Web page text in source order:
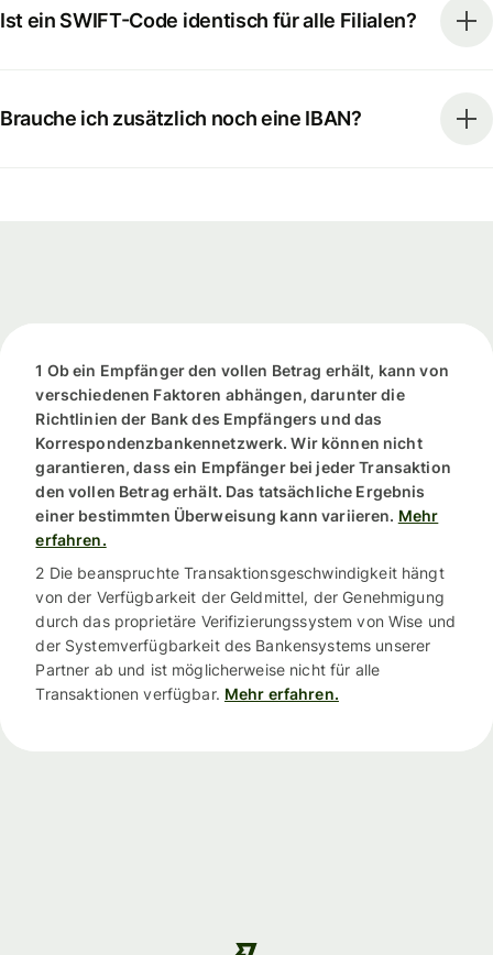
Ist ein SWIFT-Code identisch für alle Filialen?
Brauche ich zusätzlich noch eine IBAN?
1 Ob ein Empfänger den vollen Betrag erhält, kann von
verschiedenen Faktoren abhängen, darunter die
Richtlinien der Bank des Empfängers und das
Korrespondenzbankennetzwerk. Wir können nicht
garantieren, dass ein Empfänger bei jeder Transaktion
den vollen Betrag erhält. Das tatsächliche Ergebnis
einer bestimmten Überweisung kann variieren. Mehr
erfahren.
2 Die beanspruchte Transaktionsgeschwindigkeit hängt
von der Verfügbarkeit der Geldmittel, der Genehmigung
durch das proprietäre Verifizierungssystem von Wise und
der Systemverfügbarkeit des Bankensystems unserer
Partner ab und ist möglicherweise nicht für alle
Transaktionen verfügbar. Mehr erfahren.